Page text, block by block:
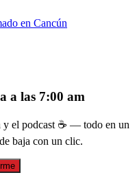
en Cancún
a las 7:00 am
y el podcast ☕ — todo en un
baja con un clic.